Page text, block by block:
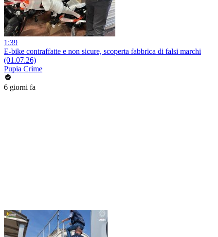
1:39
E-bike contraffatte e non sicure, scoperta fabbrica di falsi marchi
(01.07.26)
Pupia Crime
6 giorni fa